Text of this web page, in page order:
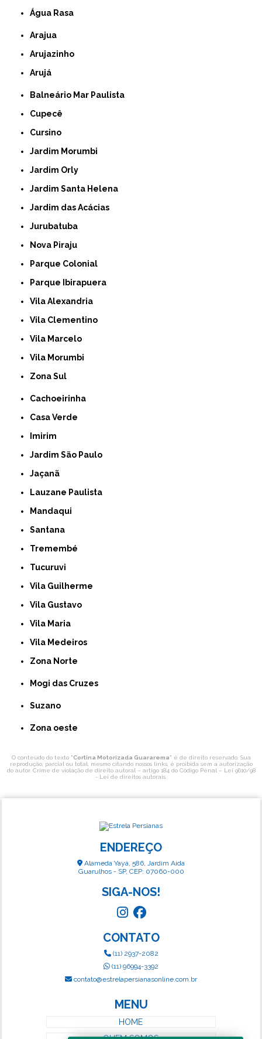
Água Rasa
Arajua
Arujazinho
Arujá
Balneário Mar Paulista
Cupecê
Cursino
Jardim Morumbi
Jardim Orly
Jardim Santa Helena
Jardim das Acácias
Jurubatuba
Nova Piraju
Parque Colonial
Parque Ibirapuera
Vila Alexandria
Vila Clementino
Vila Marcelo
Vila Morumbi
Zona Sul
Cachoeirinha
Casa Verde
Imirim
Jardim São Paulo
Jaçanã
Lauzane Paulista
Mandaqui
Santana
Tremembé
Tucuruvi
Vila Guilherme
Vila Gustavo
Vila Maria
Vila Medeiros
Zona Norte
Mogi das Cruzes
Suzano
Zona oeste
O conteúdo do texto "Cortina Motorizada Guararema" é de direito reservado. Sua
reprodução, parcial ou total, mesmo citando nossos links, é proibida sem a autorização
do autor. Crime de violação de direito autoral – artigo 184 do Código Penal – Lei 9610/98
- Lei de direitos autorais.
ENDEREÇO
Alameda Yayá, 586, Jardim Aida
Guarulhos - SP, CEP: 07060-000
SIGA-NOS!
CONTATO
(11) 2937-2082
(11) 96994-3392
contato@estrelapersianasonline.com.br
MENU
HOME